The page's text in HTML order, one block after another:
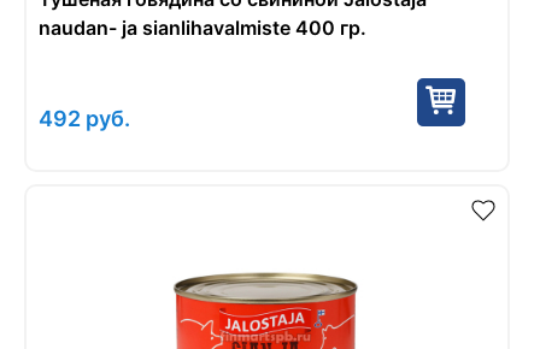
naudan- ja sianlihavalmiste 400 гр.
492 руб.